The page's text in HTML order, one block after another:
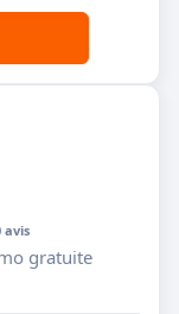
avis
gratuite